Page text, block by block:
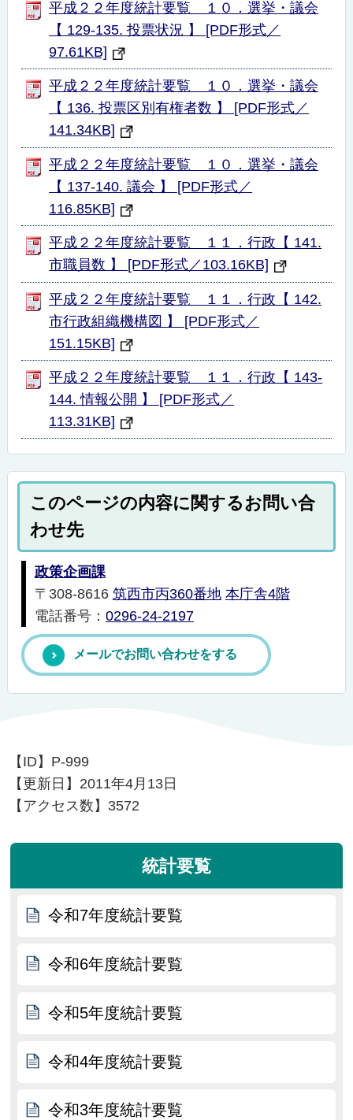
平成２２年度統計要覧 １０．選挙・議会
【 129-135. 投票状況 】 [PDF形式／
97.61KB]
平成２２年度統計要覧 １０．選挙・議会
【 136. 投票区別有権者数 】 [PDF形式／
141.34KB]
平成２２年度統計要覧 １０．選挙・議会
【 137-140. 議会 】 [PDF形式／
116.85KB]
平成２２年度統計要覧 １１．行政【 141.
市職員数 】 [PDF形式／103.16KB]
平成２２年度統計要覧 １１．行政【 142.
市行政組織機構図 】 [PDF形式／
151.15KB]
平成２２年度統計要覧 １１．行政【 143-
144. 情報公開 】 [PDF形式／
113.31KB]
このページの内容に関するお問い合
わせ先
政策企画課
〒308-8616 筑西市丙360番地 本庁舎4階
電話番号： 0296-24-2197
メールでお問い合わせをする
【ID】 P-999
【更新日】 2011年4月13日
【アクセス数】 3572
統計要覧
令和7年度統計要覧
令和6年度統計要覧
令和5年度統計要覧
令和4年度統計要覧
令和3年度統計要覧